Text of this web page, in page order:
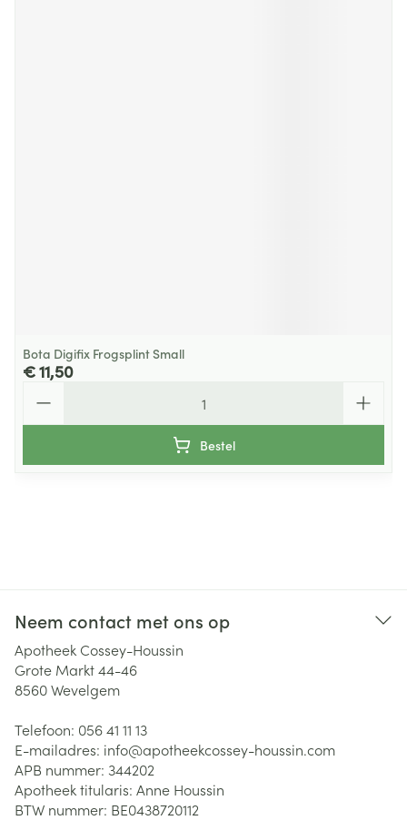
Bota Digifix Frogsplint Small
€ 11,50
Bestel
Neem contact met ons op
Apotheek Cossey-Houssin
Grote Markt 44-46
8560Wevelgem
Telefoon: 056 41 11 13
E-mailadres: info@apotheekcossey-houssin.com
APB nummer: 344202
Apotheek titularis: Anne Houssin
BTW nummer: BE0438720112